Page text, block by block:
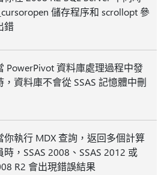
儲存程序和 scrollopt 參
錯
PowerPivot 資料庫處理過程中發
，資料庫不會從 SSAS 記憶體中刪
你執行 MDX 查詢，返回多個計算
時，SSAS 2008、SSAS 2012 或
R2 會出現錯誤結果